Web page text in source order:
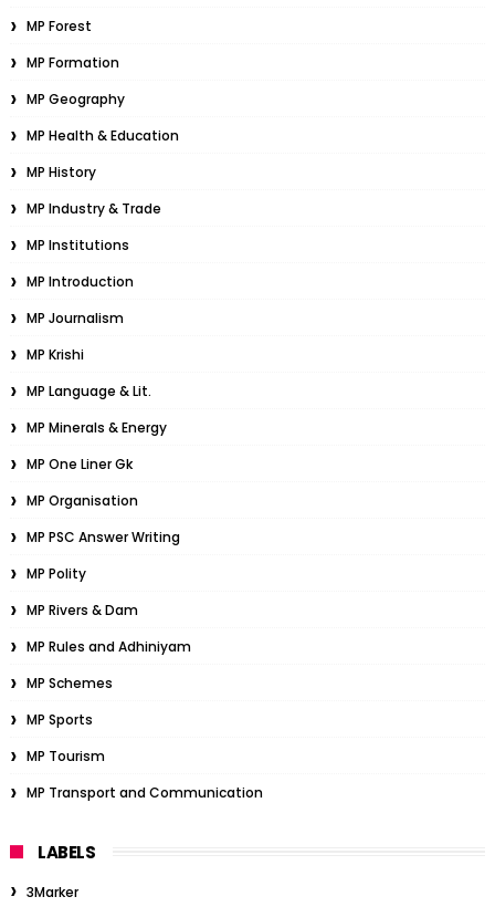
MP Forest
MP Formation
MP Geography
MP Health & Education
MP History
MP Industry & Trade
MP Institutions
MP Introduction
MP Journalism
MP Krishi
MP Language & Lit.
MP Minerals & Energy
MP One Liner Gk
MP Organisation
MP PSC Answer Writing
MP Polity
MP Rivers & Dam
MP Rules and Adhiniyam
MP Schemes
MP Sports
MP Tourism
MP Transport and Communication
LABELS
3Marker